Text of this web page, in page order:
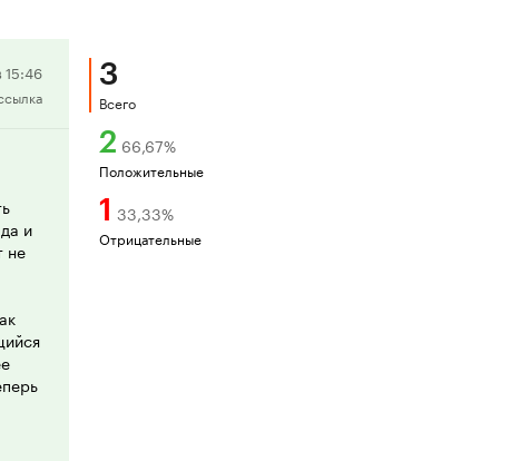
Положительная
рецензия
15:46
и
не
3
Всего
2 66,67%
Положительные
1 33,33%
Отрицательные